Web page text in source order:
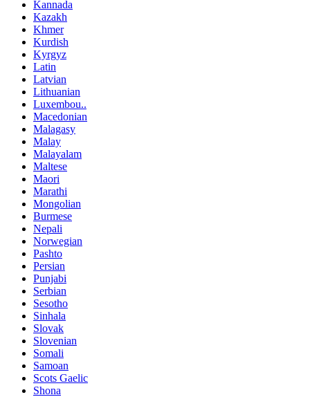
Kannada
Kazakh
Khmer
Kurdish
Kyrgyz
Latin
Latvian
Lithuanian
Luxembou..
Macedonian
Malagasy
Malay
Malayalam
Maltese
Maori
Marathi
Mongolian
Burmese
Nepali
Norwegian
Pashto
Persian
Punjabi
Serbian
Sesotho
Sinhala
Slovak
Slovenian
Somali
Samoan
Scots Gaelic
Shona